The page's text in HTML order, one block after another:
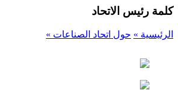
كلمة رئيس الاتحاد
الرئيسية » حول اتحاد الصناعات »